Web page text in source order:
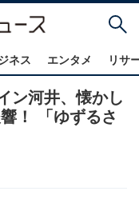
ネス エンタメ リサ
ン河井、懐かし
！ 「ゆずるさ